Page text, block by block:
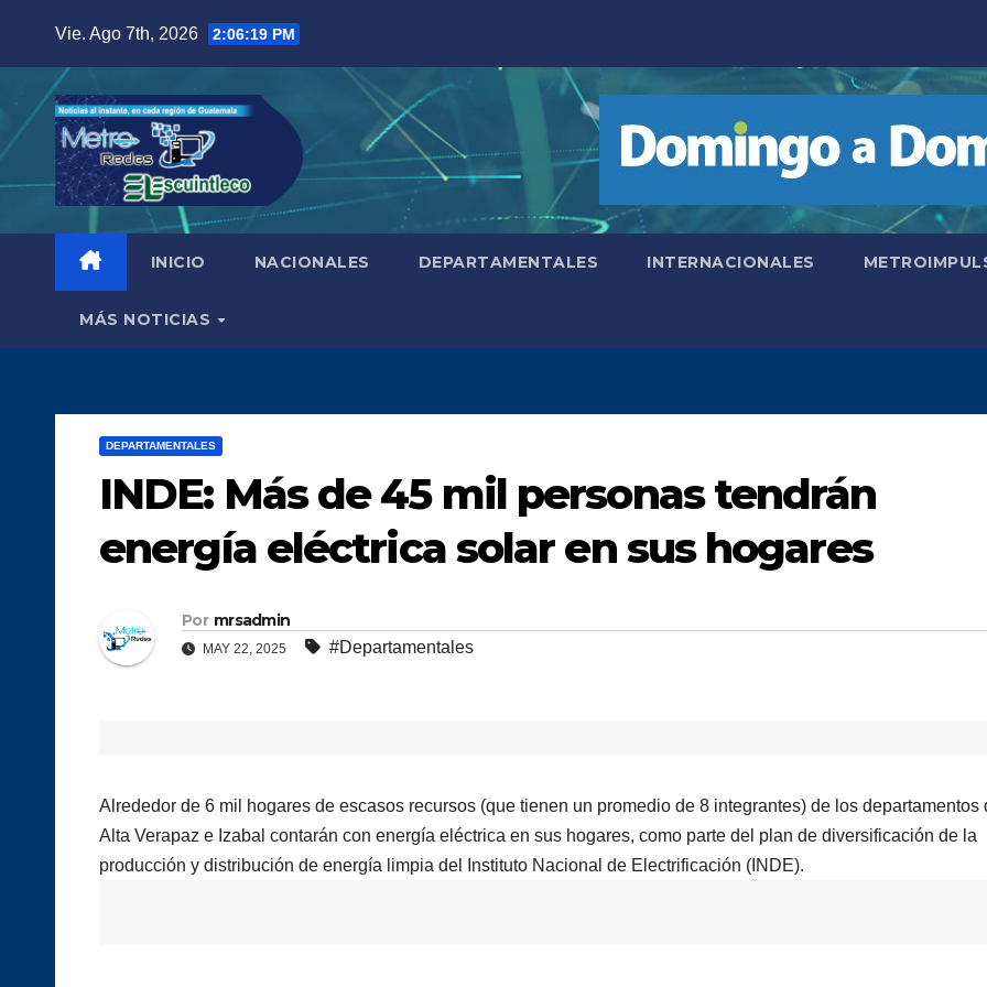
contenido
Vie. Ago 7th, 2026 2:06:20 PM
INICIO NACIONALES DEPARTAMENTALES INTERNACIONALES
MÁS NOTICIAS
DEPARTAMENTALES
INDE: Más de 45 mil personas tendrán
energía eléctrica solar en sus hogares
Por mrsadmin
MAY 22, 2025 #Departamentales
Alrededor de 6 mil hogares de escasos recursos (que tienen un promedio de 8 integrantes) de los departamentos
Alta Verapaz e Izabal contarán con energía eléctrica en sus hogares, como parte del plan de diversificación de la
producción y distribución de energía limpia del Instituto Nacional de Electrificación (INDE).